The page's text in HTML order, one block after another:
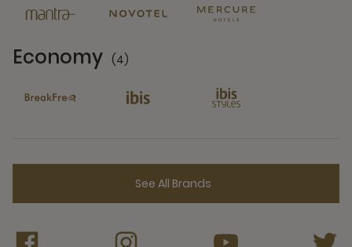
Economy (4)
See All Brands